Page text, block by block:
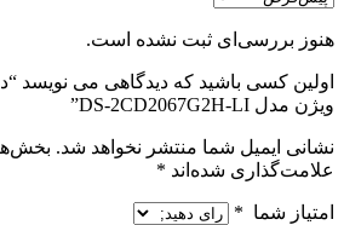
هنوز بررسی‌ای ثبت نشده است.
اولین کسی باشید که دیدگاهی می نویسد
ویژن مدل DS-2CD2067G2H-LI”
نشانی ایمیل شما منتشر نخواهد شد.
علامت‌گذاری شده‌اند *
امتیاز شما *